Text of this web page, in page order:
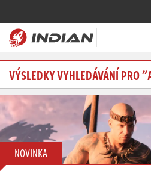
Magazín
Recenze
Videa
Soutěže
VÝSLEDKY VYHLEDÁVÁNÍ PRO
NOVINKA